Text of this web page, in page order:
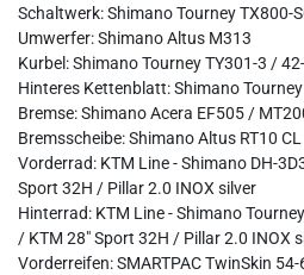
Schaltwerk: Shimano Tourney TX800-
Umwerfer: Shimano Altus M313
Kurbel: Shimano Tourney TY301-3 /
Hinteres Kettenblatt: Shimano
Bremse: Shimano Acera EF505 /
Bremsscheibe: Shimano Altus RT10
Vorderrad: KTM Line - Shimano DH-
Sport 32H / Pillar 2.0 INOX silver
Hinterrad: KTM Line - Shimano
/ KTM 28" Sport 32H / Pillar 2.0 INOX
Vorderreifen: SMARTPAC TwinSkin